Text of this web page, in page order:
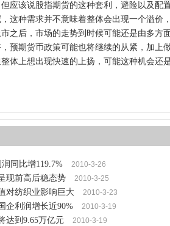
应该说股指期货的这种套利，避险以及配
这种需求并不意味着整体会出现一个溢价
之后，市场的走势到时候可能还是由多方
预期货币政策可能也将继续的从紧，加上
体上想出现快速的上扬，可能这种机会还是
同比增119.7% 2010-3-26
现前高后稳态势 2010-3-25
对纺织业影响巨大 2010-3-23
企利润增长近90% 2010-3-19
达到9.65万亿元 2010-3-19